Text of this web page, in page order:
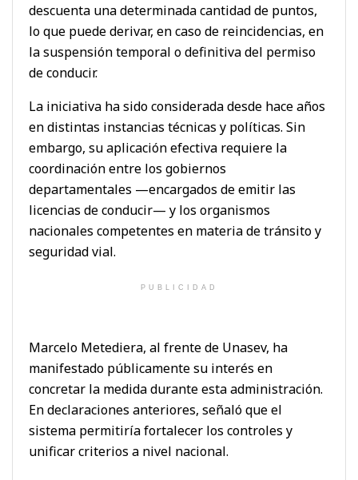
descuenta una determinada cantidad de puntos,
lo que puede derivar, en caso de reincidencias, en
la suspensión temporal o definitiva del permiso
de conducir.
La iniciativa ha sido considerada desde hace años
en distintas instancias técnicas y políticas. Sin
embargo, su aplicación efectiva requiere la
coordinación entre los gobiernos
departamentales —encargados de emitir las
licencias de conducir— y los organismos
nacionales competentes en materia de tránsito y
seguridad vial.
PUBLICIDAD
Marcelo Metediera, al frente de Unasev, ha
manifestado públicamente su interés en
concretar la medida durante esta administración.
En declaraciones anteriores, señaló que el
sistema permitiría fortalecer los controles y
unificar criterios a nivel nacional.